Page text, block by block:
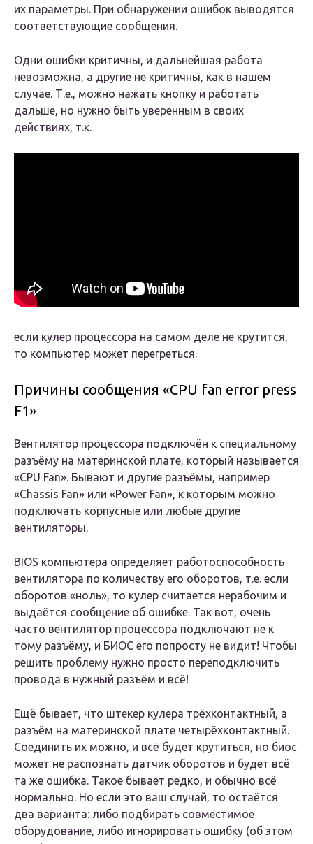
их параметры. При обнаружении ошибок выводятся
соответствующие сообщения.
Одни ошибки критичны, и дальнейшая работа
невозможна, а другие не критичны, как в нашем
случае. Т.е., можно нажать кнопку и работать
дальше, но нужно быть уверенным в своих
действиях, т.к.
если кулер процессора на самом деле не крутится,
то компьютер может перегреться.
Причины сообщения «CPU fan error press
F1»
Вентилятор процессора подключён к специальному
разъёму на материнской плате, который называется
«CPU Fan». Бывают и другие разъёмы, например
«Chassis Fan» или «Power Fan», к которым можно
подключать корпусные или любые другие
вентиляторы.
BIOS компьютера определяет работоспособность
вентилятора по количеству его оборотов, т.е. если
оборотов «ноль», то кулер считается нерабочим и
выдаётся сообщение об ошибке. Так вот, очень
часто вентилятор процессора подключают не к
тому разъёму, и БИОС его попросту не видит! Чтобы
решить проблему нужно просто переподключить
провода в нужный разъём и всё!
Ещё бывает, что штекер кулера трёхконтактный, а
разъём на материнской плате четырёхконтактный.
Соединить их можно, и всё будет крутиться, но биос
может не распознать датчик оборотов и будет всё
та же ошибка. Такое бывает редко, и обычно всё
нормально. Но если это ваш случай, то остаётся
два варианта: либо подбирать совместимое
оборудование, либо игнорировать ошибку (об этом